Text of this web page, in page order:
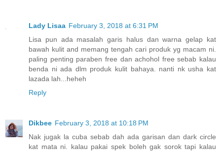
Lady Lisaa February 3, 2018 at 6:31 PM
Lisa pun ada masalah garis halus dan warna gelap kat
bawah kulit and memang tengah cari produk yg macam ni.
paling penting paraben free dan achohol free sebab kalau
benda ni ada dlm produk kulit bahaya. nanti nk usha kat
lazada lah...heheh
Reply
Dikbee February 3, 2018 at 10:18 PM
Nak jugak la cuba sebab dah ada garisan dan dark circle
kat mata ni. kalau pakai spek boleh gak sorok tapi kalau